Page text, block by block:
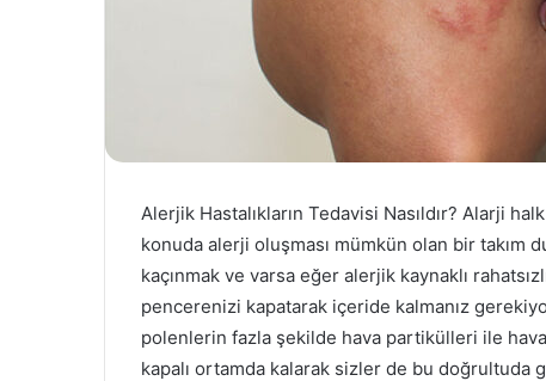
Alerjik Hastalıkların Tedavisi Nasıldır? Alarji
konuda alerji oluşması mümkün olan bir
kaçınmak ve varsa eğer alerjik kaynaklı
pencerenizi kapatarak içeride kalmanız
polenlerin fazla şekilde hava partikülleri ile
kapalı ortamda kalarak sizler de bu doğrultuda